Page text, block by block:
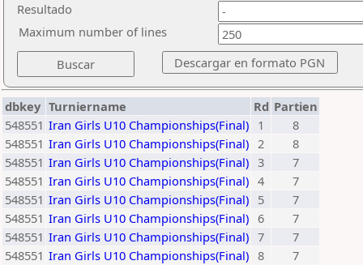
Resultado
Maximum number of lines
dbkey Turniername Rd Partien
548551 Iran Girls U10 Championships(Final) 1
8
548551 Iran Girls U10 Championships(Final) 2
8
548551 Iran Girls U10 Championships(Final) 3
7
548551 Iran Girls U10 Championships(Final) 4
7
548551 Iran Girls U10 Championships(Final) 5
7
548551 Iran Girls U10 Championships(Final) 6
7
548551 Iran Girls U10 Championships(Final) 7
7
548551 Iran Girls U10 Championships(Final) 8
7